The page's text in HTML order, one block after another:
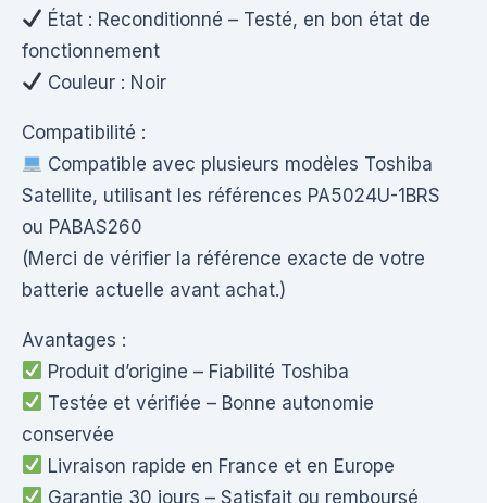
État : Reconditionné – Testé, en bon état de
fonctionnement
Couleur : Noir
Compatibilité :
Compatible avec plusieurs modèles Toshiba
Satellite, utilisant les références PA5024U-1BRS
ou PABAS260
(Merci de vérifier la référence exacte de votre
batterie actuelle avant achat.)
Avantages :
Produit d’origine – Fiabilité Toshiba
Testée et vérifiée – Bonne autonomie
conservée
Livraison rapide en France et en Europe
Garantie 30 jours – Satisfait ou remboursé